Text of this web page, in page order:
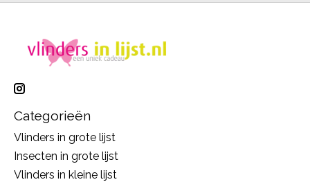
Categorieën
Vlinders in grote lijst
Insecten in grote lijst
Vlinders in kleine lijst